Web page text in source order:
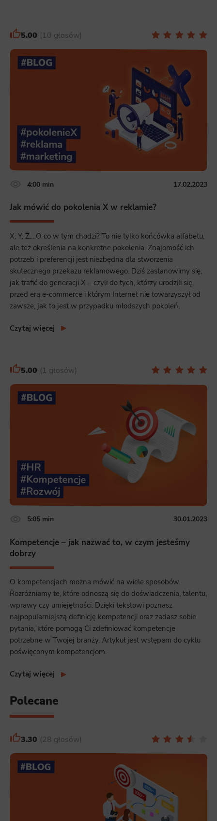
5.00 10 głosów
4:00 min 17.02.2023
Jak mówić do pokolenia X w reklamie?
X, Y, Z... O co w tym chodzi? To nie tylko końcówka alfabetu,
ale też określenia na konkretne pokolenia. Znajomość ich
potrzeb i preferencji jest niezbędna dla stworzenia
skutecznego przekazu reklamowego. Dziś zastanowimy się,
jak trafić do generacji X – czyli do tych, którzy urodzili się
przed erą e-commerce i którym Internet nie towarzyszył od
zawsze, jak to jest w przypadku młodszych pokoleń.
Czytaj więcej
5.00 1 głosów
5:05 min 30.01.2023
Kompetencje – jak nazwać to, w czym jesteśmy
dobrzy
O kompetencjach można mówić na wiele sposobów.
Rozróżniamy te, które odnoszą się do doświadczenia, talentu,
wprawy czy umiejętności. Dzięki tekstowi poznasz
najpopularniejszą definicję kompetencji oraz zadasz sobie
pytania, które pomogą Ci zdefiniować kompetencje
potrzebne w Twojej branży. Artykuł jest wstępem do cyklu
poświęconym kompetencjom.
Czytaj więcej
Polecane
3.30 28 głosów